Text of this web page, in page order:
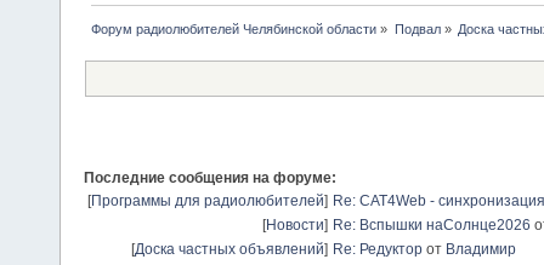
Форум радиолюбителей Челябинской области » Подвал» Доска
Последние сообщения на форуме:
[Программы для радиолюбителей] Re: CAT4Web -
[Новости] Re: Вспышки наСолнце2026
[Доска частных объявлений] Re: Редуктор от Владимир